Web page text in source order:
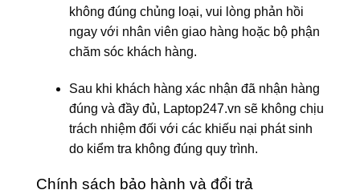
không đúng chủng loại, vui lòng phản hồi
ngay với nhân viên giao hàng hoặc bộ phận
chăm sóc khách hàng.
Sau khi khách hàng xác nhận đã nhận hàng
đúng và đầy đủ, Laptop247.vn sẽ không chịu
trách nhiệm đối với các khiếu nại phát sinh
do kiểm tra không đúng quy trình.
Chính sách bảo hành và đổi trả